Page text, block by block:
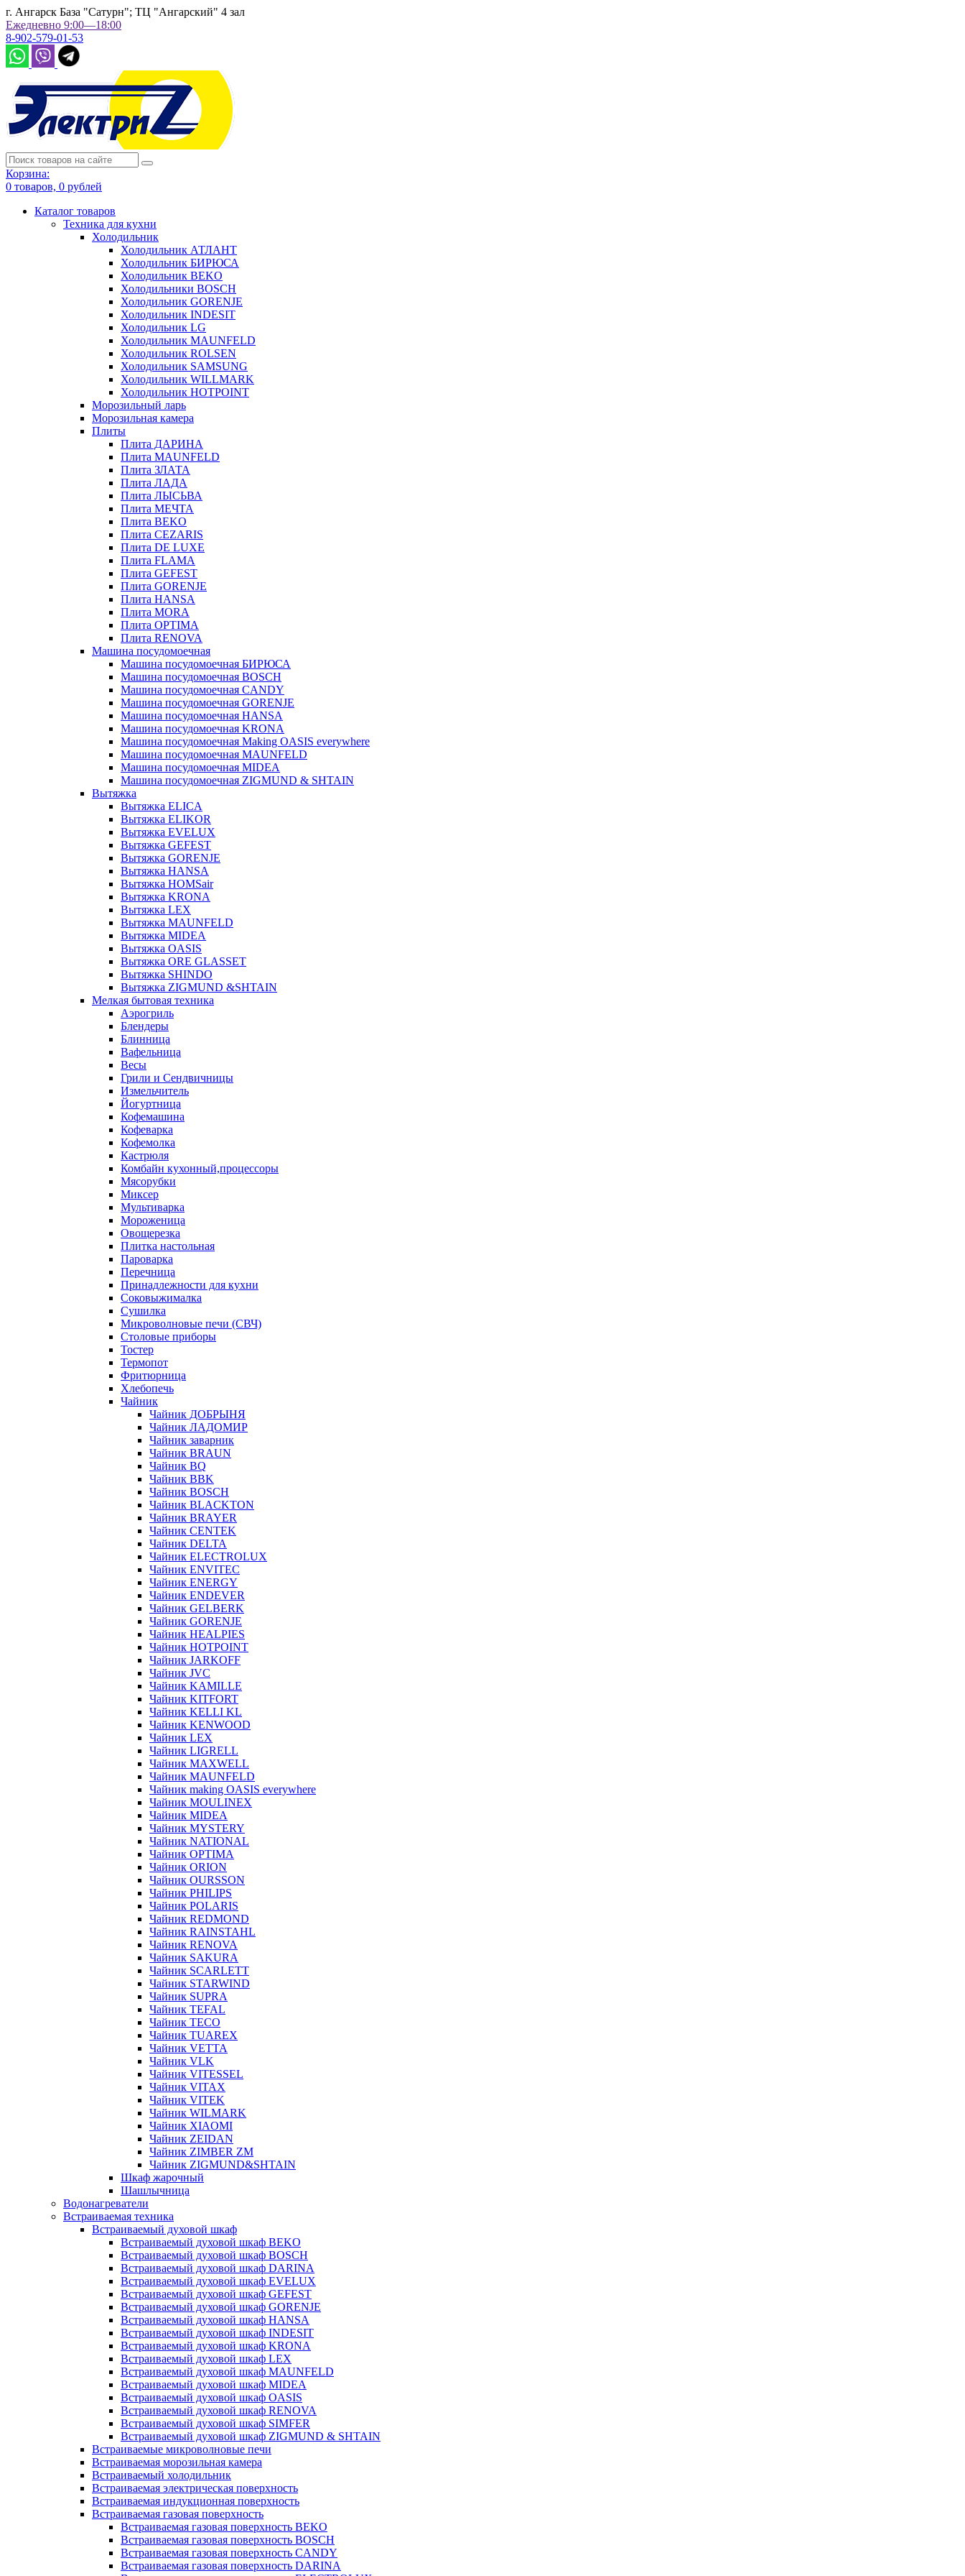
г. Ангарск База "Сатурн"; ТЦ "Ангарский" 4 зал
Ежедневно 9:00—18:00
8-902-579-01-53
Корзина:
0 товаров, 0 рублей
Каталог товаров
Техника для кухни
Холодильник
Холодильник АТЛАНТ
Холодильник БИРЮСА
Холодильник BEKO
Холодильники BOSCH
Холодильник GORENJE
Холодильник INDESIT
Холодильник LG
Холодильник MAUNFELD
Холодильник ROLSEN
Холодильник SAMSUNG
Холодильник WILLMARK
Холодильник HOTPOINT
Морозильный ларь
Морозильная камера
Плиты
Плита ДАРИНА
Плита MAUNFELD
Плита ЗЛАТА
Плита ЛАДА
Плита ЛЫСЬВА
Плита МЕЧТА
Плита BEKO
Плита CEZARIS
Плита DE LUXE
Плита FLAMA
Плита GEFEST
Плита GORENJE
Плита HANSA
Плита MORA
Плита OPTIMA
Плита RENOVA
Машина посудомоечная
Машина посудомоечная БИРЮСА
Машина посудомоечная BOSCH
Машина посудомоечная CANDY
Машина посудомоечная GORENJE
Машина посудомоечная HANSA
Машина посудомоечная KRONA
Машина посудомоечная Making OASIS everywhere
Машина посудомоечная MAUNFELD
Машина посудомоечная MIDEA
Машина посудомоечная ZIGMUND & SHTAIN
Вытяжка
Вытяжка ELICA
Вытяжка ELIKOR
Вытяжка EVELUX
Вытяжка GEFEST
Вытяжка GORENJE
Вытяжка HANSA
Вытяжка HOMSair
Вытяжка KRONA
Вытяжка LEX
Вытяжка MAUNFELD
Вытяжка MIDEA
Вытяжка OASIS
Вытяжка ORE GLASSET
Вытяжка SHINDO
Вытяжка ZIGMUND &SHTAIN
Мелкая бытовая техника
Аэрогриль
Блендеры
Блинница
Вафельница
Весы
Грили и Сендвичницы
Измельчитель
Йогуртница
Кофемашина
Кофеварка
Кофемолка
Кастрюля
Комбайн кухонный,процессоры
Мясорубки
Миксер
Мультиварка
Мороженица
Овощерезка
Плитка настольная
Пароварка
Перечница
Принадлежности для кухни
Соковыжималка
Сушилка
Микроволновые печи (СВЧ)
Столовые приборы
Тостер
Термопот
Фритюрница
Хлебопечь
Чайник
Чайник ДОБРЫНЯ
Чайник ЛАДОМИР
Чайник заварник
Чайник BRAUN
Чайник BQ
Чайник BBK
Чайник BOSCH
Чайник BLACKTON
Чайник BRAYER
Чайник CENTEK
Чайник DELTA
Чайник ELECTROLUX
Чайник ENVITEC
Чайник ENERGY
Чайник ENDEVER
Чайник GELBERK
Чайник GORENJE
Чайник HEALPIES
Чайник HOTPOINT
Чайник JARKOFF
Чайник JVC
Чайник KAMILLE
Чайник KITFORT
Чайник KELLI KL
Чайник KENWOOD
Чайник LEX
Чайник LIGRELL
Чайник MAXWELL
Чайник MAUNFELD
Чайник making OASIS everywhere
Чайник MOULINEX
Чайник MIDEA
Чайник MYSTERY
Чайник NATIONAL
Чайник OPTIMA
Чайник ORION
Чайник OURSSON
Чайник PHILIPS
Чайник POLARIS
Чайник REDMOND
Чайник RAINSTAHL
Чайник RENOVA
Чайник SAKURA
Чайник SCARLETT
Чайник STARWIND
Чайник SUPRA
Чайник TEFAL
Чайник TECO
Чайник TUAREX
Чайник VETTA
Чайник VLK
Чайник VITESSEL
Чайник VITAX
Чайник VITEK
Чайник WILMARK
Чайник XIAOMI
Чайник ZEIDAN
Чайник ZIMBER ZM
Чайник ZIGMUND&SHTAIN
Шкаф жарочный
Шашлычница
Водонагреватели
Встраиваемая техника
Встраиваемый духовой шкаф
Встраиваемый духовой шкаф BEKO
Встраиваемый духовой шкаф BOSCH
Встраиваемый духовой шкаф DARINA
Встраиваемый духовой шкаф EVELUX
Встраиваемый духовой шкаф GEFEST
Встраиваемый духовой шкаф GORENJE
Встраиваемый духовой шкаф HANSA
Встраиваемый духовой шкаф INDESIT
Встраиваемый духовой шкаф KRONA
Встраиваемый духовой шкаф LEX
Встраиваемый духовой шкаф MAUNFELD
Встраиваемый духовой шкаф MIDEA
Встраиваемый духовой шкаф OASIS
Встраиваемый духовой шкаф RENOVA
Встраиваемый духовой шкаф SIMFER
Встраиваемый духовой шкаф ZIGMUND & SHTAIN
Встраиваемые микроволновые печи
Встраиваемая морозильная камера
Встраиваемый холодильник
Встраиваемая электрическая поверхность
Встраиваемая индукционная поверхность
Встраиваемая газовая поверхность
Встраиваемая газовая поверхность BEKO
Встраиваемая газовая поверхность BOSCH
Встраиваемая газовая поверхность CANDY
Встраиваемая газовая поверхность DARINA